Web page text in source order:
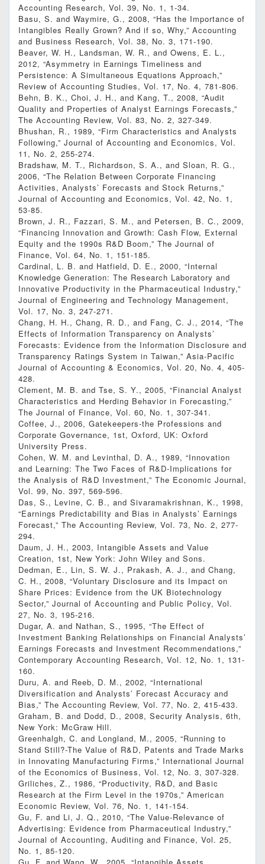
Accounting Research, Vol. 39, No. 1, 1-34.
Basu, S. and Waymire, G., 2008, “Has the Importance of
Intangibles Really Grown? And if so, Why,” Accounting
and Business Research, Vol. 38, No. 3, 171-190.
Beaver, W. H., Landsman, W. R., and Owens, E. L.,
2012, “Asymmetry in Earnings Timeliness and
Persistence: A Simultaneous Equations Approach,”
Review of Accounting Studies, Vol. 17, No. 4, 781-806.
Behn, B. K., Choi, J. H., and Kang, T., 2008, “Audit
Quality and Properties of Analyst Earnings Forecasts,”
The Accounting Review, Vol. 83, No. 2, 327-349.
Bhushan, R., 1989, “Firm Characteristics and Analysts
Following,” Journal of Accounting and Economics, Vol.
11, No. 2, 255-274.
Bradshaw, M. T., Richardson, S. A., and Sloan, R. G.,
2006, “The Relation Between Corporate Financing
Activities, Analysts’ Forecasts and Stock Returns,”
Journal of Accounting and Economics, Vol. 42, No. 1,
53-85.
Brown, J. R., Fazzari, S. M., and Petersen, B. C., 2009,
“Financing Innovation and Growth: Cash Flow, External
Equity and the 1990s R&D Boom,” The Journal of
Finance, Vol. 64, No. 1, 151-185.
Cardinal, L. B. and Hatfield, D. E., 2000, “Internal
Knowledge Generation: The Research Laboratory and
Innovative Productivity in the Pharmaceutical Industry,”
Journal of Engineering and Technology Management,
Vol. 17, No. 3, 247-271.
Chang, H. H., Chang, R. D., and Fang, C. J., 2014, “The
Effects of Information Transparency on Analysts’
Forecasts: Evidence from the Information Disclosure and
Transparency Ratings System in Taiwan,” Asia-Pacific
Journal of Accounting & Economics, Vol. 20, No. 4, 405-
428.
Clement, M. B. and Tse, S. Y., 2005, “Financial Analyst
Characteristics and Herding Behavior in Forecasting,”
The Journal of Finance, Vol. 60, No. 1, 307-341.
Coffee, J., 2006, Gatekeepers-the Professions and
Corporate Governance, 1st, Oxford, UK: Oxford
University Press.
Cohen, W. M. and Levinthal, D. A., 1989, “Innovation
and Learning: The Two Faces of R&D-Implications for
the Analysis of R&D Investment,” The Economic Journal,
Vol. 99, No. 397, 569-596.
Das, S., Levine, C. B., and Sivaramakrishnan, K., 1998,
“Earnings Predictability and Bias in Analysts’ Earnings
Forecast,” The Accounting Review, Vol. 73, No. 2, 277‐
294.
Daum, J. H., 2003, Intangible Assets and Value
Creation, 1st, New York: John Wiley and Sons.
Dedman, E., Lin, S. W. J., Prakash, A. J., and Chang,
C. H., 2008, “Voluntary Disclosure and its Impact on
Share Prices: Evidence from the UK Biotechnology
Sector,” Journal of Accounting and Public Policy, Vol.
27, No. 3, 195-216.
Dugar, A. and Nathan, S., 1995, “The Effect of
Investment Banking Relationships on Financial Analysts’
Earnings Forecasts and Investment Recommendations,”
Contemporary Accounting Research, Vol. 12, No. 1, 131-
160.
Duru, A. and Reeb, D. M., 2002, “International
Diversification and Analysts’ Forecast Accuracy and
Bias,” The Accounting Review, Vol. 77, No. 2, 415-433.
Graham, B. and Dodd, D., 2008, Security Analysis, 6th,
New York: McGraw Hill.
Greenhalgh, C. and Longland, M., 2005, “Running to
Stand Still?-The Value of R&D, Patents and Trade Marks
in Innovating Manufacturing Firms,” International Journal
of the Economics of Business, Vol. 12, No. 3, 307-328.
Griliches, Z., 1986, “Productivity, R&D, and Basic
Research at the Firm Level in the 1970s,” American
Economic Review, Vol. 76, No. 1, 141-154.
Gu, F. and Li, J. Q., 2010, “The Value-Relevance of
Advertising: Evidence from Pharmaceutical Industry,”
Journal of Accounting, Auditing and Finance, Vol. 25,
No. 1, 85-120.